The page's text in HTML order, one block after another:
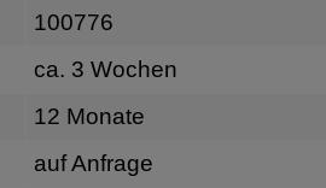
100776
ca. 3 Wochen
12 Monate
auf Anfrage